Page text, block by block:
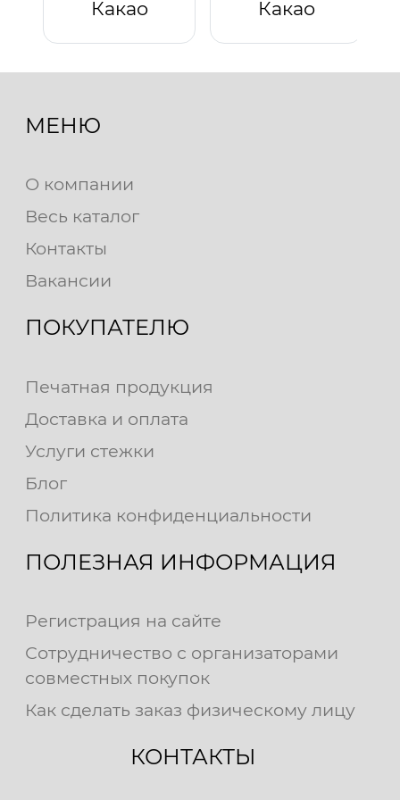
Какао Какао
МЕНЮ
О компании
Весь каталог
Контакты
Вакансии
ПОКУПАТЕЛЮ
Печатная продукция
Доставка и оплата
Услуги стежки
Блог
Политика конфиденциальности
ПОЛЕЗНАЯ ИНФОРМАЦИЯ
Регистрация на сайте
Сотрудничество с организаторами
совместных покупок
Как сделать заказ физическому лицу
КОНТАКТЫ